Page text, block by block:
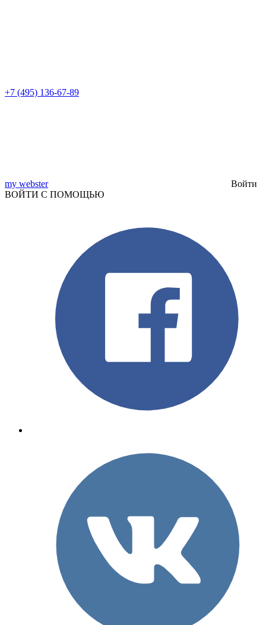
+7 (495) 136-67-89
my webster
Войти
ВОЙТИ С ПОМОЩЬЮ